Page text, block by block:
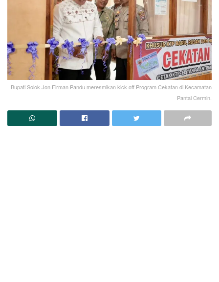
Bupati Solok Jon Firman Pandu meresmikan kick off Program Cekatan di Kecamatan
Pantai Cermin.